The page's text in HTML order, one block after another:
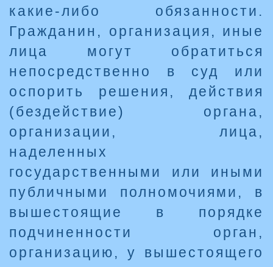
какие-либо обязанности.
Гражданин, организация, иные
лица могут обратиться
непосредственно в суд или
оспорить решения, действия
(бездействие) органа,
организации, лица,
наделенных
государственными или иными
публичными полномочиями, в
вышестоящие в порядке
подчиненности орган,
организацию, у вышестоящего